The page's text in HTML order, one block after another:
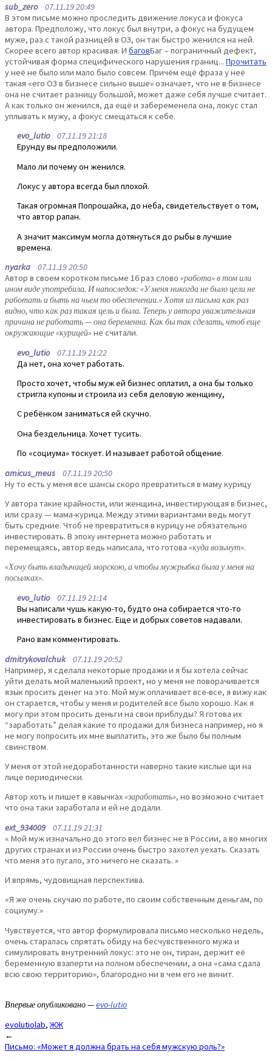
sub_zero07.11.19 20:49
В этом письме можно проследить движение локуса и фокуса
автора. Предположу, что локус был внутри, а фокус на будущем
муже, раз с такой разницей в ОЗ, он так быстро женился на ней.
Скорее всего автор красивая. И баговБаг – пограничный дефект,
устойчивая форма специфического нарушения границ... Прочитать
у неё не было или мало было совсем. Причём ещё фраза у неё
такая «его ОЗ в бизнесе сильно выше» означает, что не в бизнесе
она не считает разницу большой, может даже себя лучше считает.
А как только он женился, да ещё и забеременела она, локус стал
уплывать к мужу, а фокус смещаться к себе.
evo_lutio07.11.19 21:18
Ерунду вы предположили.
Мало ли почему он женился.
Локус у автора всегда был плохой.
Такая огромная Попрошайка, до неба, свидетельствует о том,
что автор рапан.
А значит максимум могла дотянуться до рыбы в лучшие
времена.
nyarka 07.11.19 20:50
Автор в своем коротком письме 16 раз слово «работа» в том или
ином виде употребила. И напоследок: «У меня никогда не было цели не
работать и быть на чьем то обеспечении.» Хотя из письма как раз
видно, что как раз такая цель и была. Теперь у автора уважительная
причина не работать — она беременна. Как бы так сделать, чтоб еще
окружающие «курицей»не считали.
evo_lutio07.11.19 21:22
Да нет, она хочет работать.
Просто хочет, чтобы муж ей бизнес оплатил, а она бы только
стригла купоны и строила из себя деловую женщину,
С ребёнком заниматься ей скучно.
Она бездельница. Хочет тусить.
По «социума» тоскует. И называет работой общение.
amicus_meus 07.11.19 20:50
Ну то есть у меня все шансы скоро превратиться в маму курицу
У автора такие крайности, или женщина, инвестирующая в бизнес,
или сразу — мама-курица. Между этими вариантами ведь могут
быть средние. Чтоб не превратиться в курицу не обязательно
инвестировать. В эпоху интернета можно работать и
перемещаясь, автор ведь написала, что готова «куда возьмут».
«Хочу быть владычицей морскою, а чтобы мужрыбка была у меня на
посылках».
evo_lutio07.11.19 21:14
Вы написали чушь какую-то, будто она собирается что-то
инвестировать в бизнес. Еще и добрых советов надавали.
Рано вам комментировать.
dmitrykovalchuk07.11.19 20:52
Например, я сделала некоторые продажи и я бы хотела сейчас
уйти делать мой маленький проект, но у меня не поворачивается
язык просить денег на это. Мой муж оплачивает все-все, я вижу как
он старается, чтобы у меня и родителей все было хорошо. Как я
могу при этом просить деньги на свои приблуды? Я готова их
“заработать” делая какие то продажи для бизнеса например, но я
не могу попросить их мне выплатить, это же было бы полным
свинством.
У меня от этой недоработанности наверно такие кислые щи на
лице периодически.
Автор хоть и пишет в кавычках«заработать», но возможно считает
что она таки заработала и ей не додали.
ext_934009 07.11.19 21:31
« Мой муж изначально до этого вел бизнес не в России, а во многих
других странах и из России очень быстро захотел уехать. Сказать
что меня это пугало, это ничего не сказать. »
И впрямь, чудовищная перспектива.
«Я же очень скучаю по работе, по своим собственным деньгам, по
социуму.»
Чувствуется, что автор формулировала письмо несколько недель,
очень старалась спрятать обиду на бесчувственного мужа и
симулировать внутренний локус: это не он, тиран, держит её
беременную взаперти на полном обеспечении, а она «сама сдала
всю свою территорию», благородно ни в чем его не винит.
Впервые опубликовано —evo-lutio
evolutiolab,ЖЖ
Post
navigation
←
Письмо: «Может я должна брать на себя мужскую роль?»